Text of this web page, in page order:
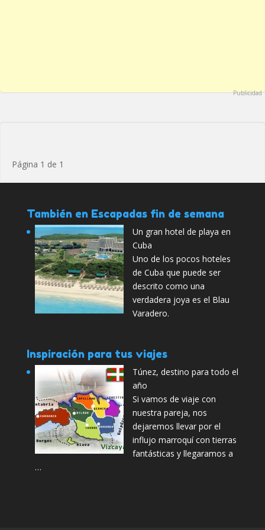
Publicidad
Página 1 de 1
También en Escapadas fin de semana
Un gran hotel de playa en
Cuba
Uno de los pocos hoteles
de Cuba que puede ser
descrito como una
verdadera joya es el Blau
Varadero.
Inspiración para tus viajes
Túnez, destino para todo el
año
Si vamos de viaje con
nuestra pareja, nos
dejaremos llevar por el
influjo marroquí con tierras
fantásticas y llegaramos a
…